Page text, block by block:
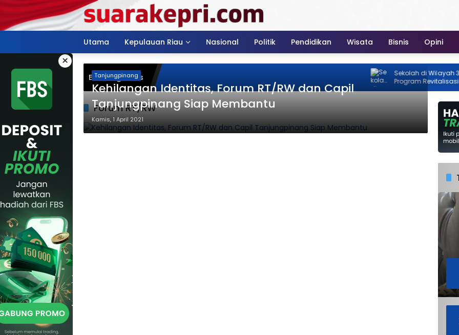
Langsung
konten
Utama
Kepulauan Riau Nasional Politik Pendidikan Wisata Bisnis Opini
×
Breaking News
Sekolah di Wilayah 3T
Program Revitalisasi
2026
Forum RT/RW
Tanjungpinang
Kehilangan Identitas, Forum RT/RW dan Capil
Tanjungpinang Siap Membantu
Kamis, 1 April 2021